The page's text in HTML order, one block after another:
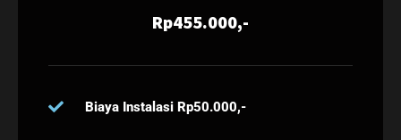
Rp455.000,-
Biaya Instalasi Rp50.000,-